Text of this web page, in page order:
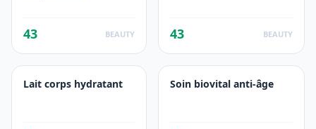
43 BEAUTY 43 BEAUTY
Lait corps hydratant Soin biovital anti-âge